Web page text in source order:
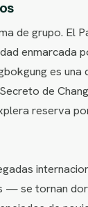
de grupo. El
es
de
reserva
se tornan